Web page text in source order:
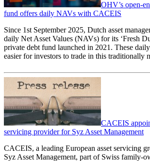
OHV’s open-
fund offers daily NAVs with CACEIS
Since 1st September 2025, Dutch asset
daily Net Asset Values (NAVs) for its ‘Fresh
private debt fund launched in 2021. These
easier for investors to trade in this traditionally
CACEIS
servicing provider for Syz Asset Management
CACEIS, a leading European asset servicing
Syz Asset Management, part of Swiss family-